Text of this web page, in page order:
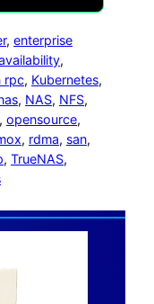
, enterprise
rpc, Kubernetes
, NAS, NFS
, opensource
, rdma, san
, TrueNAS